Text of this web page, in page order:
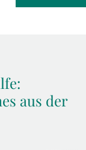
aus der